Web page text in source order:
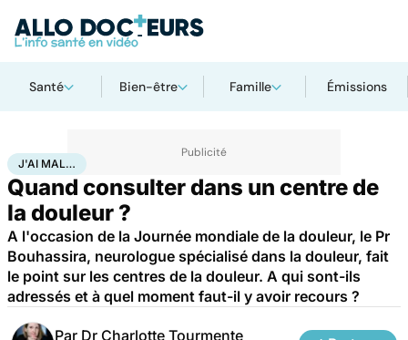
Santé Bien-être Famille Émissions
AccueilSanté Maladies
J'AI MAL…
Quand consulter dans un centre de
la douleur ?
A l'occasion de la Journée mondiale de la douleur, le Pr
Bouhassira, neurologue spécialisé dans la douleur, fait
le point sur les centres de la douleur. A qui sont-ils
adressés et à quel moment faut-il y avoir recours ?
Par Dr Charlotte Tourmente